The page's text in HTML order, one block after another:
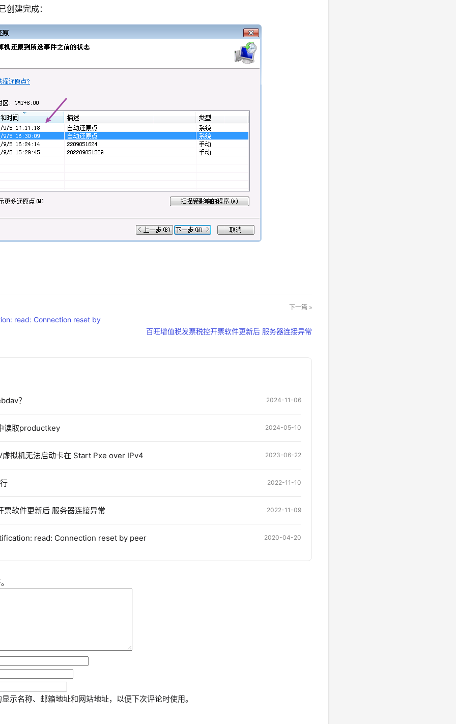
创建完成：
read: Connection reset by
下一篇 »
百旺增值税发票税控开票软件更新后 服务器连接异常
？ 2024-11-06
读取productkey 2024-05-10
拟机无法启动卡在 Start Pxe over IPv4 2023-06-22
2022-11-10
票软件更新后 服务器连接异常 2022-11-09
read: Connection reset by peer 2020-04-20
示名称、邮箱地址和网站地址，以便下次评论时使用。